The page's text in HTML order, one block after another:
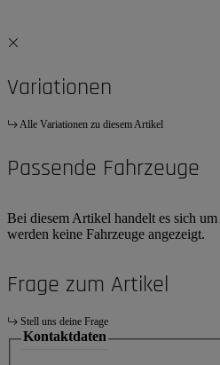
Variationen
Alle Variationen zu diesem Artikel
Passende Fahrzeuge
Bei diesem Artikel handelt es sich
werden keine Fahrzeuge angezeigt.
Frage zum Artikel
Stell uns deine Frage
Kontaktdaten